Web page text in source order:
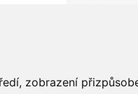
zobrazení